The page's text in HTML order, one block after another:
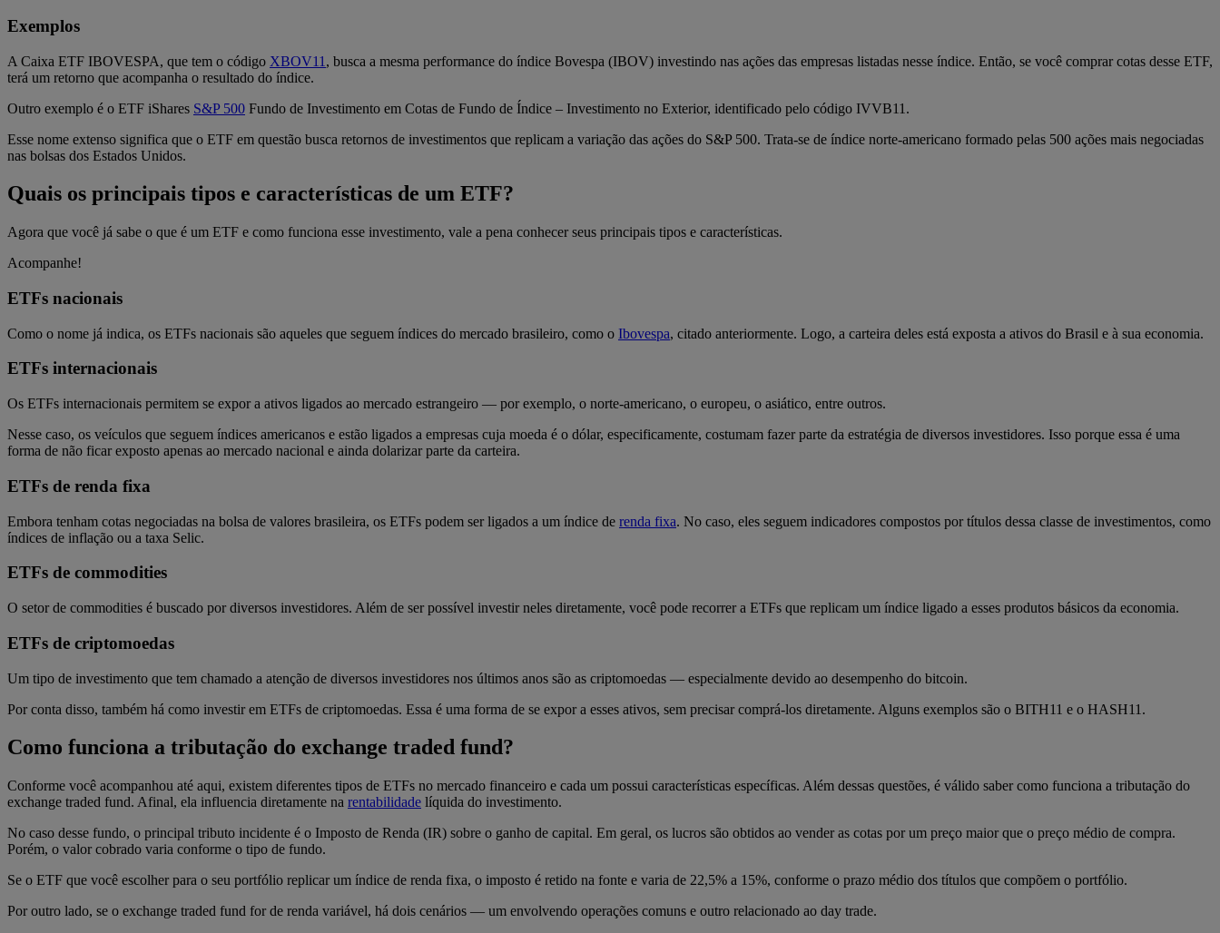
Exemplos
A Caixa ETF IBOVESPA, que tem o código XBOV11 , busca a mesma performance do índice Bovespa (IBOV) investindo nas ações das empresas listadas nesse índice. Então, se você comprar cotas desse ETF,
terá um retorno que acompanha o resultado do índice.
Outro exemplo é o ETF iShares S&P500 Fundo de Investimento em Cotas de Fundo de Índice – Investimento no Exterior, identificado pelo código IVVB11.
Esse nome extenso significa que o ETF em questão busca retornos de investimentos que replicam a variação das ações do S&P 500. Trata-se de índice norte-americano formado pelas 500 ações mais negociadas
nas bolsas dos Estados Unidos.
Quais os principais tipos e características de um ETF?
Agora que você já sabe o que é um ETF e como funciona esse investimento, vale a pena conhecer seus principais tipos e características.
Acompanhe!
ETFs nacionais
Como o nome já indica, os ETFs nacionais são aqueles que seguem índices do mercado brasileiro, como o Ibovespa, citado anteriormente. Logo, a carteira deles está exposta a ativos do Brasil e à sua economia.
ETFs internacionais
Os ETFs internacionais permitem se expor a ativos ligados ao mercado estrangeiro — por exemplo, o norte-americano, o europeu, o asiático, entre outros.
Nesse caso, os veículos que seguem índices americanos e estão ligados a empresas cuja moeda é o dólar, especificamente, costumam fazer parte da estratégia de diversos investidores. Isso porque essa é uma
forma de não ficar exposto apenas ao mercado nacional e ainda dolarizar parte da carteira.
ETFs de renda fixa
Embora tenham cotas negociadas na bolsa de valores brasileira, os ETFs podem ser ligados a um índice de renda fixa. No caso, eles seguem indicadores compostos por títulos dessa classe de investimentos, como
índices de inflação ou a taxa Selic.
ETFs de commodities
O setor de commodities é buscado por diversos investidores. Além de ser possível investir neles diretamente, você pode recorrer a ETFs que replicam um índice ligado a esses produtos básicos da economia.
ETFs de criptomoedas
Um tipo de investimento que tem chamado a atenção de diversos investidores nos últimos anos são as criptomoedas — especialmente devido ao desempenho do bitcoin.
Por conta disso, também há como investir em ETFs de criptomoedas. Essa é uma forma de se expor a esses ativos, sem precisar comprá-los diretamente. Alguns exemplos são o BITH11 e o HASH11.
Como funciona a tributação do exchange traded fund?
Conforme você acompanhou até aqui, existem diferentes tipos de ETFs no mercado financeiro e cada um possui características específicas. Além dessas questões, é válido saber como funciona a tributação do
exchange traded fund. Afinal, ela influencia diretamente na rentabilidade líquida do investimento.
No caso desse fundo, o principal tributo incidente é o Imposto de Renda (IR) sobre o ganho de capital. Em geral, os lucros são obtidos ao vender as cotas por um preço maior que o preço médio de compra.
Porém, o valor cobrado varia conforme o tipo de fundo.
Se o ETF que você escolher para o seu portfólio replicar um índice de renda fixa, o imposto é retido na fonte e varia de 22,5% a 15%, conforme o prazo médio dos títulos que compõem o portfólio.
Por outro lado, se o exchange traded fund for de renda variável, há dois cenários — um envolvendo operações comuns e outro relacionado ao day trade.